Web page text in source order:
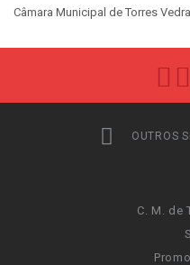
Câmara Municipal de Torres
OUTROS
C. M. de